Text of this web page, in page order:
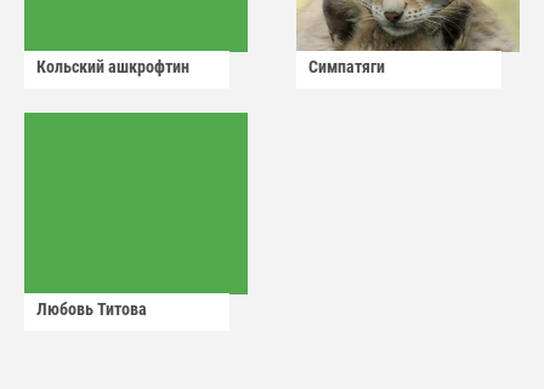
Кольский ашкрофтин Симпатяги
Любовь Титова